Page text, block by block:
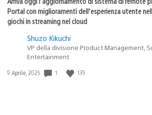
Portal con miglioramenti dell’esperienza utente
giochi in streaming nel cloud
Shuzo Kikuchi
VP della divisione Product Management,
Entertainment
Data
9 Aprile, 2025 1 139